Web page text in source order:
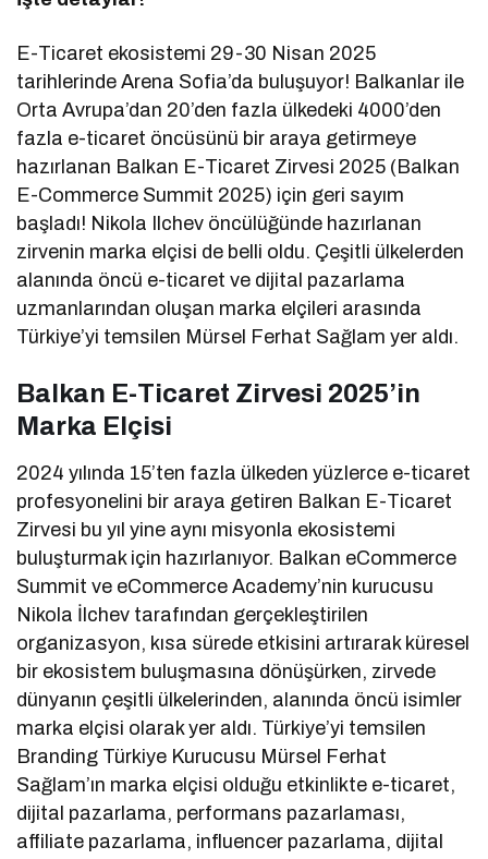
E-Ticaret ekosistemi 29-30 Nisan 2025
tarihlerinde Arena Sofia’da buluşuyor! Balkanlar ile
Orta Avrupa’dan 20’den fazla ülkedeki 4000’den
fazla e-ticaret öncüsünü bir araya getirmeye
hazırlanan Balkan E-Ticaret Zirvesi 2025 (Balkan
E-Commerce Summit 2025) için geri sayım
başladı! Nikola Ilchev öncülüğünde hazırlanan
zirvenin marka elçisi de belli oldu. Çeşitli ülkelerden
alanında öncü e-ticaret ve dijital pazarlama
uzmanlarından oluşan marka elçileri arasında
Türkiye’yi temsilen Mürsel Ferhat Sağlam yer aldı.
Balkan E-Ticaret Zirvesi 2025’in
Marka Elçisi
2024 yılında 15’ten fazla ülkeden yüzlerce e-ticaret
profesyonelini bir araya getiren Balkan E-Ticaret
Zirvesi bu yıl yine aynı misyonla ekosistemi
buluşturmak için hazırlanıyor. Balkan eCommerce
Summit ve eCommerce Academy’nin kurucusu
Nikola İlchev tarafından gerçekleştirilen
organizasyon, kısa sürede etkisini artırarak küresel
bir ekosistem buluşmasına dönüşürken, zirvede
dünyanın çeşitli ülkelerinden, alanında öncü isimler
marka elçisi olarak yer aldı. Türkiye’yi temsilen
Branding Türkiye Kurucusu Mürsel Ferhat
Sağlam’ın marka elçisi olduğu etkinlikte e-ticaret,
dijital pazarlama, performans pazarlaması,
affiliate pazarlama, influencer pazarlama, dijital